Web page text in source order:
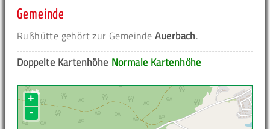
Gemeinde
Rußhütte gehört zur Gemeinde Auerbach.
Normale Kartenhöhe
Doppelte Kartenhöhe
+
-